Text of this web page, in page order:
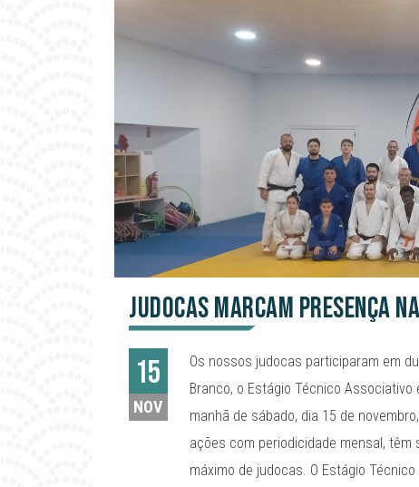
Judocas marcam presença
15
NOV
Os nossos judocas participaram em
Branco, o Estágio Técnico
manhã de sábado, dia 15 de
ações com periodicidade mensal,
máximo de judocas. O Estágio